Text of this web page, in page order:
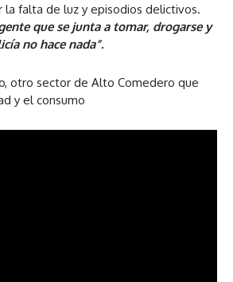
la falta de luz y episodios delictivos.
que se junta a tomar, drogarse y
no hace nada”.
otro sector de Alto Comedero que
y el consumo